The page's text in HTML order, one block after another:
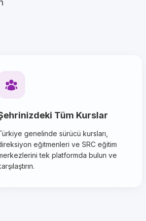
Tüm Kurslar
genelinde sürücü kursları,
eğitmenleri ve SRC eğitim
tek platformda bulun ve